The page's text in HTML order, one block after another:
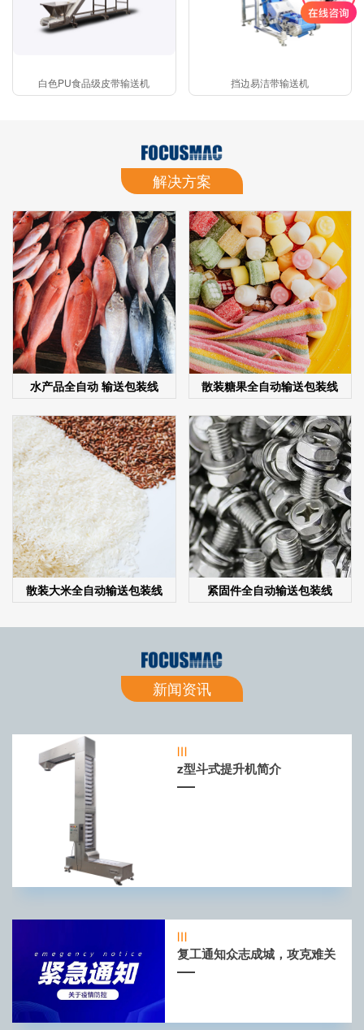
白色PU食品级皮带输送机 挡边易洁带输送机
解决方案
水产品全自动 输送包装线 散装糖果全自动输送包装线
散装大米全自动输送包装线 紧固件全自动输送包装线
新闻资讯
z型斗式提升机简介
复工通知众志成城，攻克难关